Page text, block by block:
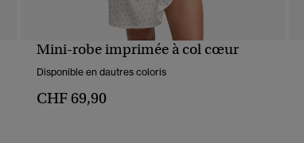
APERÇU RAPIDE
Mini-robe imprimée à col cœur
Disponible en dautres coloris
CHF 69,90